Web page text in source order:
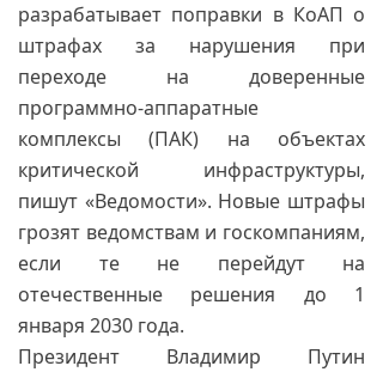
разрабатывает поправки в КоАП о
штрафах за нарушения при
переходе на доверенные
программно-аппаратные
комплексы (ПАК) на объектах
критической инфраструктуры,
пишут «Ведомости». Новые штрафы
грозят ведомствам и госкомпаниям,
если те не перейдут на
отечественные решения до 1
января 2030 года.
Президент Владимир Путин